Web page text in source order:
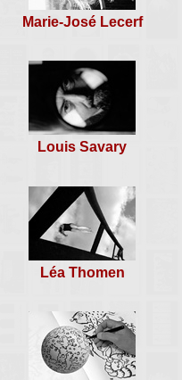
Marie-José Lecerf
Louis Savary
Léa Thomen